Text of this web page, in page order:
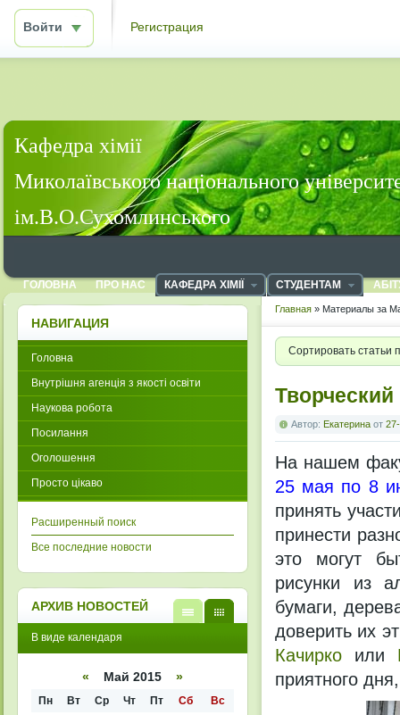
Войти Регистрация
Кафедра хімії
Миколаївського національного
ім.В.О.Сухомлинського
ГОЛОВНА ПРО НАС КАФЕДРА ХІМІЇ СТУДЕНТАМ
Главная » Материалы за
Сортировать статьи
Творческий
Автор: Екатерина от
На нашем
25 мая по 8
принять
принести
это могут
рисунки из
бумаги,
доверить их
Качирко или
приятного
НАВИГАЦИЯ
Головна
Внутрішня агенція з якості освіти
Наукова робота
Посилання
Оголошення
Просто цікаво
Расширенный поиск
Все последние новости
АРХИВ НОВОСТЕЙ
кален
списк
В виде календаря
« Май 2015 »
Пн Вт Ср Чт Пт Сб
Вс